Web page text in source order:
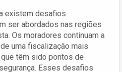
existem desafios
ser abordados nas regiões
Os moradores continuam a
uma fiscalização mais
têm sido pontos de
Esses desafios